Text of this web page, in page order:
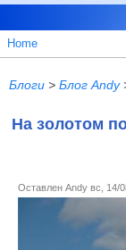
Home
Блоги > Блог Andy
На золотом
Оставлен Andy вс, 14/